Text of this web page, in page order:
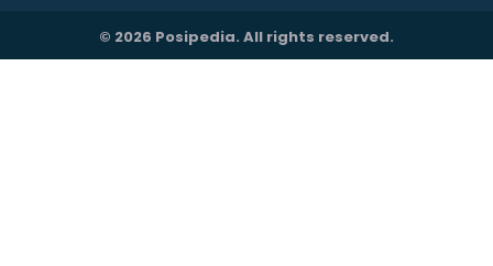
© 2026 Posipedia. All rights reserved.